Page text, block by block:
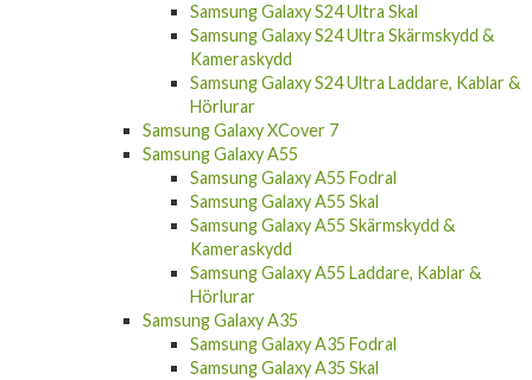
Samsung Galaxy S24 Ultra Skal
Samsung Galaxy S24 Ultra Skärmskydd &
Kameraskydd
Samsung Galaxy S24 Ultra Laddare, Kablar &
Hörlurar
Samsung Galaxy XCover 7
Samsung Galaxy A55
Samsung Galaxy A55 Fodral
Samsung Galaxy A55 Skal
Samsung Galaxy A55 Skärmskydd &
Kameraskydd
Samsung Galaxy A55 Laddare, Kablar &
Hörlurar
Samsung Galaxy A35
Samsung Galaxy A35 Fodral
Samsung Galaxy A35 Skal